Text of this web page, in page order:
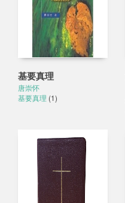
基要真理
唐崇怀
基要真理 (1)